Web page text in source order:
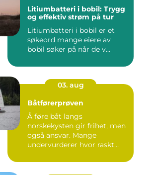
Litiumbatteri i bobil: Trygg
og effektiv strøm på tur
Litiumbatteri i bobil er et
søkeord mange eiere av
bobil søker på når de v...
03. aug
Båtførerprøven
Å føre båt langs
norskekysten gir frihet, men
også ansvar. Mange
undervurderer hvor raskt